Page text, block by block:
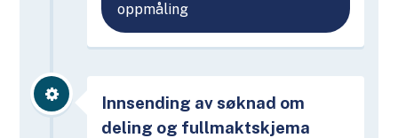
oppmåling
Innsending av søknad om
deling og fullmaktskjema